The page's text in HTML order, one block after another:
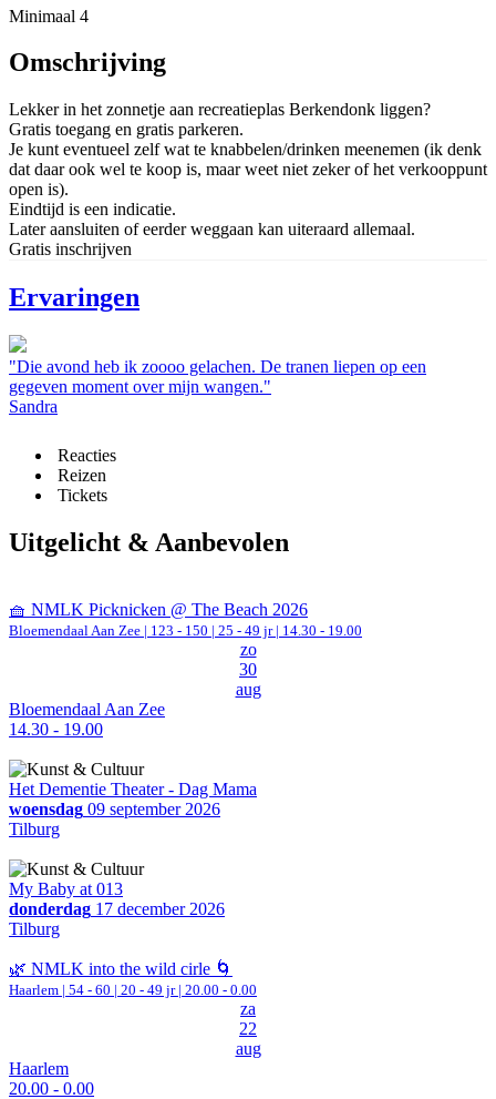
Minimaal 4
Omschrijving
Lekker in het zonnetje aan recreatieplas Berkendonk liggen?
Gratis toegang en gratis parkeren.
Je kunt eventueel zelf wat te knabbelen/drinken meenemen (ik denk
dat daar ook wel te koop is, maar weet niet zeker of het verkooppunt
open is).
Eindtijd is een indicatie.
Later aansluiten of eerder weggaan kan uiteraard allemaal.
Gratis inschrijven
Ervaringen
"Die avond heb ik zoooo gelachen. De tranen liepen op een
gegeven moment over mijn wangen."
Sandra
Reacties
Reizen
Tickets
Uitgelicht & Aanbevolen
🧺 NMLK Picknicken @ The Beach 2026
Bloemendaal Aan Zee | 123 - 150 | 25 - 49 jr | 14.30 - 19.00
zo
30
aug
Bloemendaal Aan Zee
14.30 - 19.00
Het Dementie Theater - Dag Mama
woensdag 09 september 2026
Tilburg
My Baby at 013
donderdag 17 december 2026
Tilburg
🌿 NMLK into the wild cirle 🌀
Haarlem | 54 - 60 | 20 - 49 jr | 20.00 - 0.00
za
22
aug
Haarlem
20.00 - 0.00